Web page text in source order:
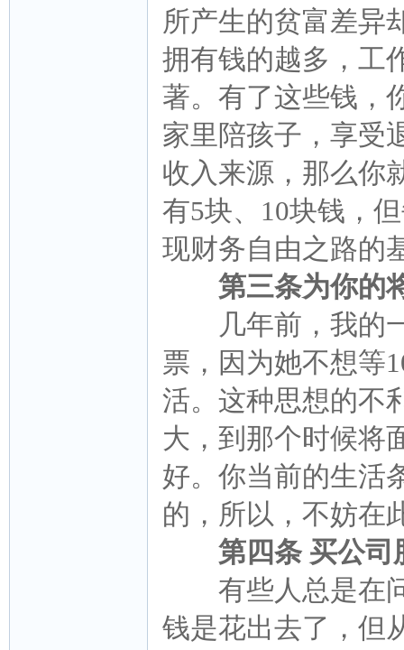
所产生的贫富差异
拥有钱的越多，工
著。有了这些钱，
家里陪孩子，享受
收入来源，那么你
有5块、10块钱，
现财务自由之路的
第三条为你的
几年前，我的一
票，因为她不想等
活。这种思想的不
大，到那个时候将
好。你当前的生活
的，所以，不妨在
第四条 买公司
有些人总是在问
钱是花出去了，但